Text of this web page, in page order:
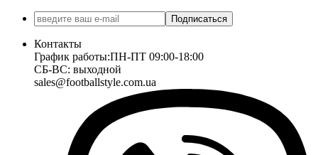
Подписаться
Контакты
График работы:ПН-ПТ 09:00-18:00
СБ-ВС: выходной
sales@footballstyle.com.ua